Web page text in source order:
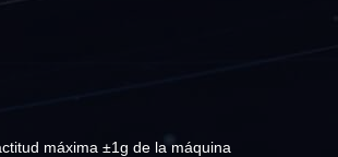
máxima ±1g de la máquina